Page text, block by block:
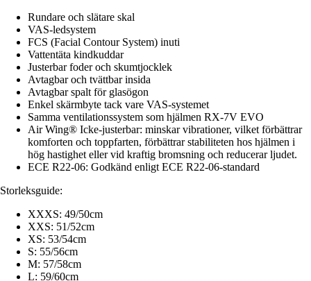
Rundare och slätare skal
VAS-ledsystem
FCS (Facial Contour System) inuti
Vattentäta kindkuddar
Justerbar foder och skumtjocklek
Avtagbar och tvättbar insida
Avtagbar spalt för glasögon
Enkel skärmbyte tack vare VAS-systemet
Samma ventilationssystem som hjälmen RX-7V EVO
Air Wing® Icke-justerbar: minskar vibrationer, vilket förbättrar
komforten och toppfarten, förbättrar stabiliteten hos hjälmen i
hög hastighet eller vid kraftig bromsning och reducerar ljudet.
ECE R22-06: Godkänd enligt ECE R22-06-standard
Storleksguide:
XXXS: 49/50cm
XXS: 51/52cm
XS: 53/54cm
S: 55/56cm
M: 57/58cm
L: 59/60cm